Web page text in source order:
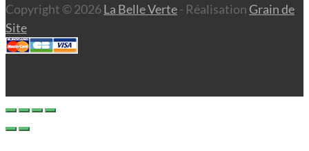
Copyright © 2026La Belle Verte- Réalisation Grain de
Site